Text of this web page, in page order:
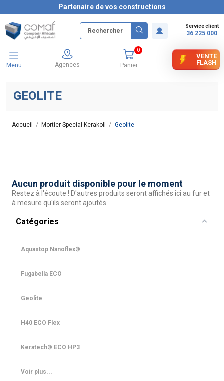
Partenaire de vos constructions
Service client
36 225 000
Menu Agences Panier
0
VENTE
FLASH
GEOLITE
Accueil Mortier Special Kerakoll Geolite
Catégories
Aquastop Nanoflex®
Fugabella ECO
Geolite
H40 ECO Flex
Keratech® ECO HP3
Voir plus...
Aucun produit disponible pour le moment
Restez à l'écoute ! D'autres produits seront affichés ici au fur et
à mesure qu'ils seront ajoutés.